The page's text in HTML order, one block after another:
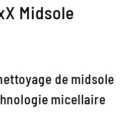
Midsole
de midsole
micellaire